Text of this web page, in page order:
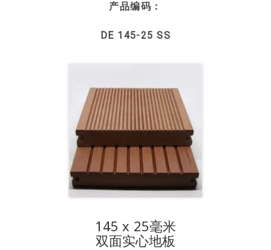
产品编码：
DE 145-25 SS
145 x 25毫米
双面实心地板